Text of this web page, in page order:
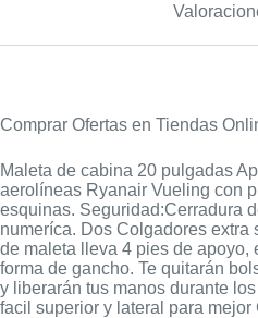
Comprar Ofertas en Tiendas
Maleta de cabina 20 pulgadas
aerolíneas Ryanair Vueling con
esquinas. Seguridad:Cerradura
numeríca. Dos Colgadores extra
de maleta lleva 4 pies de apoyo,
forma de gancho. Te quitarán
y liberarán tus manos durante
facil superior y lateral para